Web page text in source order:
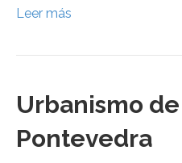
Leer más
Urbanismo
Pontevedra